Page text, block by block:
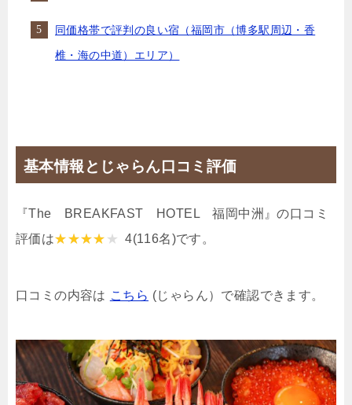
同価格帯で評判の良い宿（福岡市（博多駅周辺・香
椎・海の中道）エリア）
基本情報とじゃらん口コミ評価
『The BREAKFAST HOTEL 福岡中洲』の口コミ
評価は
4(116名)です。
口コミの内容は こちら (じゃらん）で確認できます。